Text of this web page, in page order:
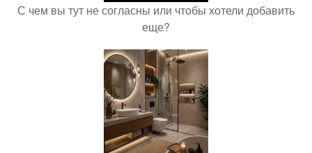
С чем вы тут не согласны или чтобы хотели добавить
еще?